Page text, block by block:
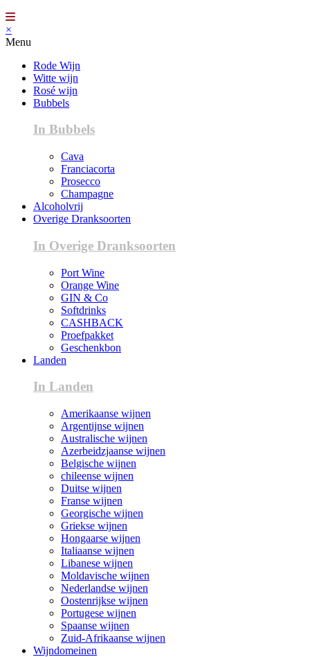
×
Menu
Rode Wijn
Witte wijn
Rosé wijn
Bubbels
In Bubbels
Cava
Franciacorta
Prosecco
Champagne
Alcoholvrij
Overige Dranksoorten
In Overige Dranksoorten
Port Wine
Orange Wine
GIN & Co
Softdrinks
CASHBACK
Proefpakket
Geschenkbon
Landen
In Landen
Amerikaanse wijnen
Argentijnse wijnen
Australische wijnen
Azerbeidzjaanse wijnen
Belgische wijnen
chileense wijnen
Duitse wijnen
Franse wijnen
Georgische wijnen
Griekse wijnen
Hongaarse wijnen
Italiaanse wijnen
Libanese wijnen
Moldavische wijnen
Nederlandse wijnen
Oostenrijkse wijnen
Portugese wijnen
Spaanse wijnen
Zuid-Afrikaanse wijnen
Wijndomeinen